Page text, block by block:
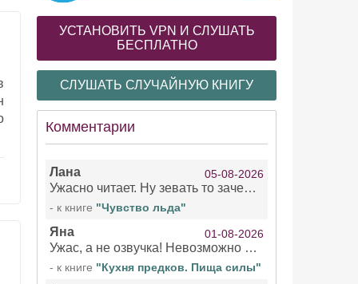
УСТАНОВИТЬ VPN И СЛУШАТЬ
БЕСПЛАТНО
СЛУШАТЬ СЛУЧАЙНУЮ КНИГУ
Комментарии
Лана 05-08-2026
Ужасно читает. Ну зевать то зачем. Уже не говорю, что ударения ставит, как хочет.
- к книге "Чувство льда"
Яна 01-08-2026
Ужас, а не озвучка! Невозможно вникать в смысл текста из за кривляний чтеца
- к книге "Кухня предков. Пища силы"